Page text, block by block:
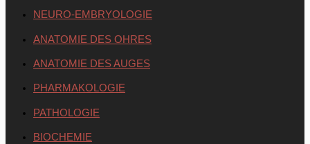
NEURO-EMBRYOLOGIE
ANATOMIE DES OHRES
ANATOMIE DES AUGES
PHARMAKOLOGIE
PATHOLOGIE
BIOCHEMIE